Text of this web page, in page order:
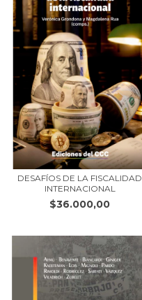
DESAFÍOS DE LA FISCALIDAD
INTERNACIONAL
$36.000,00